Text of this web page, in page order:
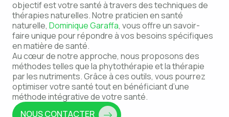
objectif est votre santé à travers des techniques de
thérapies naturelles. Notre praticien en santé
naturelle, Dominique Garaffa, vous offre un savoir-
faire unique pour répondre à vos besoins spécifiques
en matière de santé.
Au cœur de notre approche, nous proposons des
méthodes telles que la phytothérapie et la thérapie
par les nutriments. Grâce à ces outils, vous pourrez
optimiser votre santé tout en bénéficiant d’une
méthode intégrative de votre santé.
NOUS CONTACTER